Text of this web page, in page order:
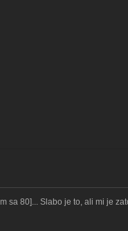
sa 80]... Slabo je to, ali mi je